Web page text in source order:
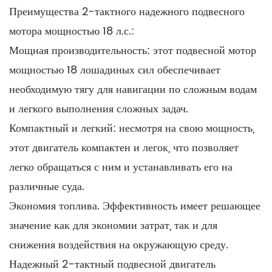
мощностью 18 л.с. для перевозки оборудования и
персонала. Его долговечность гарантирует, что он
сможет выдержать суровые условия научных миссий в
различных условиях.
Геодезические и картографические исследования.
Гидрографические исследования и морское
картографирование требуют точности и аккуратности.
Стабильность и простота управления этого подвесного
мотора позволяют геодезистам собирать данные без
сбоев, способствуя составлению точных
картографических и навигационных карт.
Мониторинг окружающей среды: Мониторинг и защита
морских экосистем требует доступа к отдаленным
Преимущества 2-тактного надежного подвесного
мотора мощностью 18 л.с.:
Мощная производительность: этот подвесной мотор
мощностью 18 лошадиных сил обеспечивает
необходимую тягу для навигации по сложным водам
и легкого выполнения сложных задач.
Компактный и легкий: несмотря на свою мощность,
этот двигатель компактен и легок, что позволяет
легко обращаться с ним и устанавливать его на
различные суда.
Экономия топлива. Эффективность имеет решающее
значение как для экономии затрат, так и для
снижения воздействия на окружающую среду.
Надежный 2-тактный подвесной двигатель